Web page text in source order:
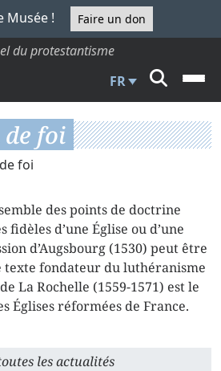
Musée ! Faire un don
du protestantisme
FR
de foi
foi
des points de doctrine
d’une Église ou d’une
d’Augsbourg (1530) peut être
texte fondateur du luthéranisme
de La Rochelle (1559-1571) est le
Églises réformées de France.
les actualités